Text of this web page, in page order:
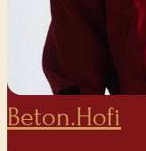
Beton.Hofi